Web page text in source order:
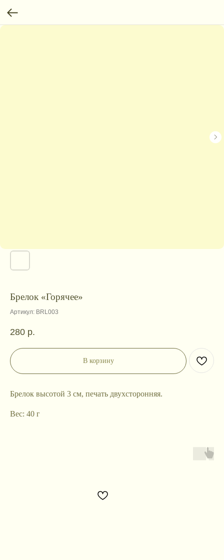
Брелок «Горячее»
Артикул: BRL003
280 р.
В корзину
Брелок высотой 3 см, печать двухсторонняя.
Вес: 40 г